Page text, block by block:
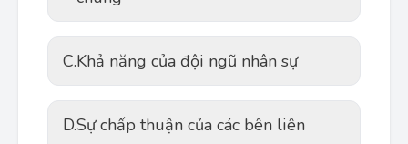
C.Khả năng của đội ngũ nhân sự
D.Sự chấp thuận của các bên liên